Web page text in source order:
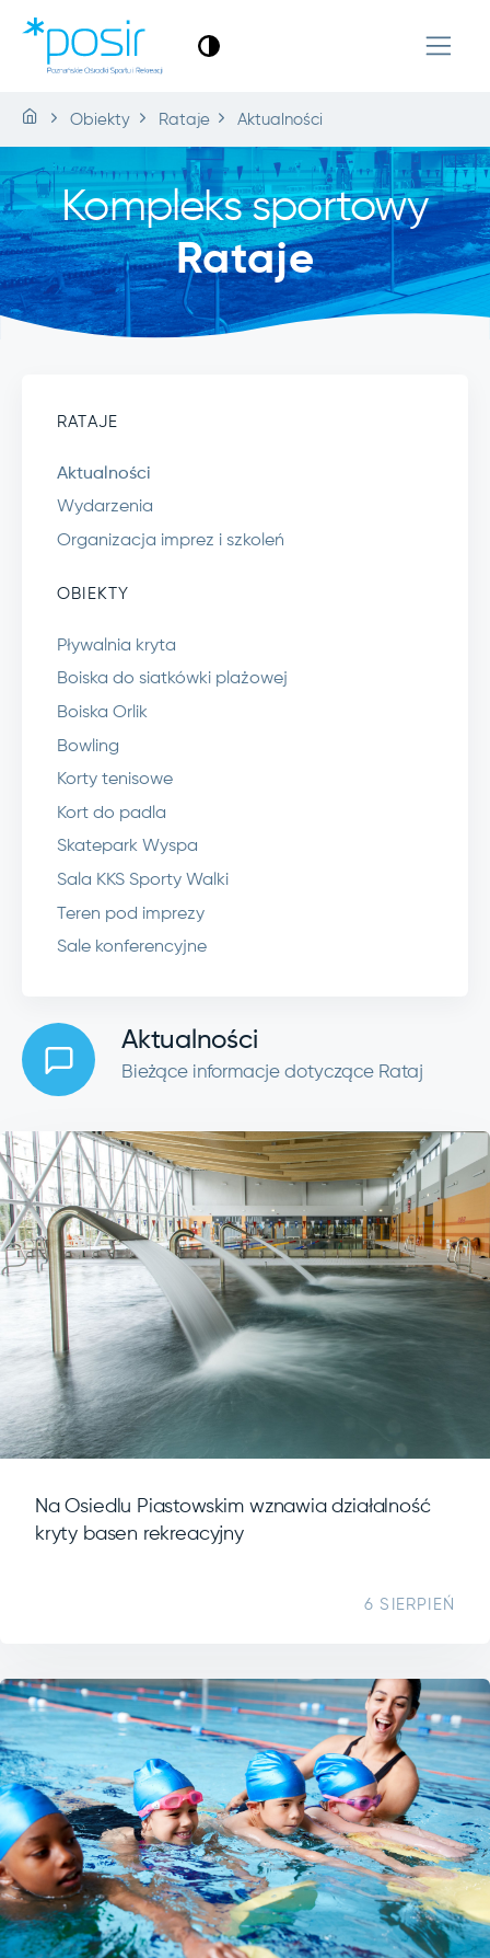
Obiekty Rataje Aktualności
Kompleks sportowy
Rataje
RATAJE
Aktualności
Wydarzenia
Organizacja imprez i szkoleń
OBIEKTY
Pływalnia kryta
Boiska do siatkówki plażowej
Boiska Orlik
Bowling
Korty tenisowe
Kort do padla
Skatepark Wyspa
Sala KKS Sporty Walki
Teren pod imprezy
Sale konferencyjne
Aktualności
Bieżące informacje dotyczące Rataj
Na Osiedlu Piastowskim wznawia działalność
kryty basen rekreacyjny
6 SIERPIEŃ